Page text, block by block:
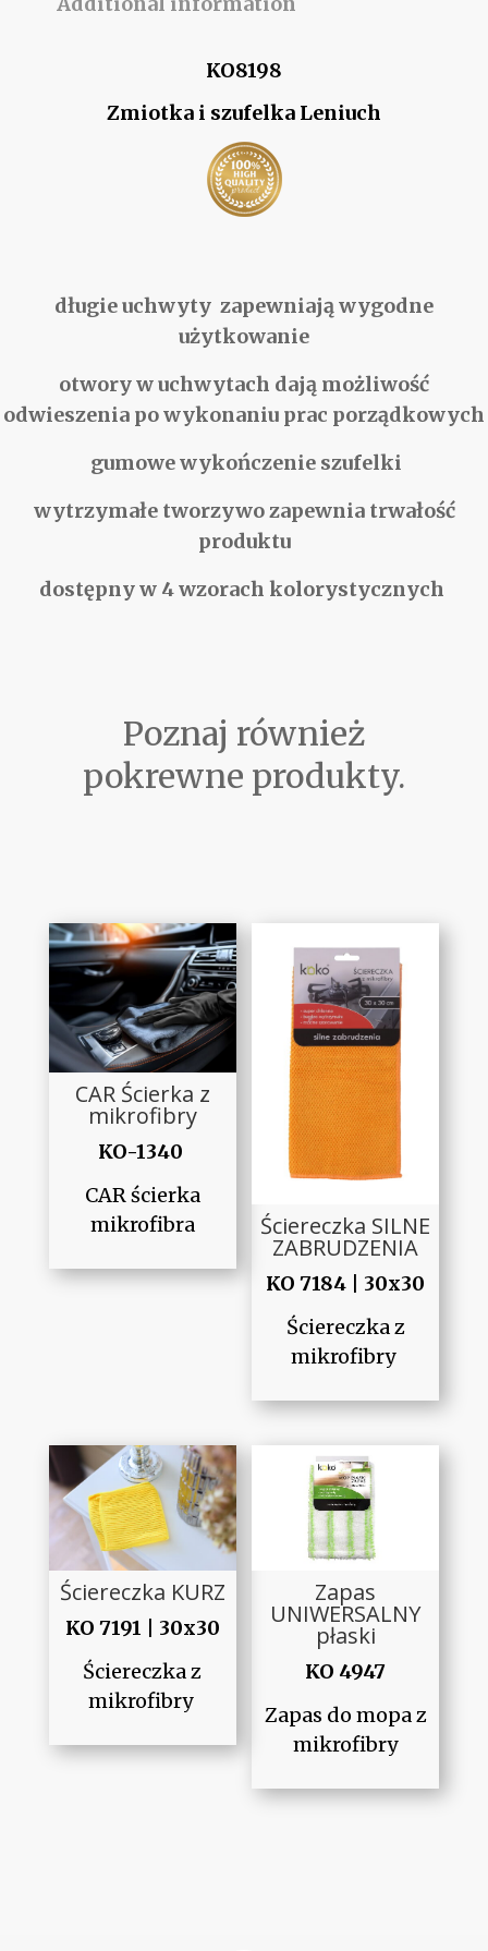
KO8198
Zmiotka i szufelka Leniuch
długie uchwyty zapewniają wygodne
użytkowanie
otwory w uchwytach dają możliwość
odwieszenia po wykonaniu prac porządkowych
gumowe wykończenie szufelki
wytrzymałe tworzywo zapewnia trwałość
produktu
dostępny w 4 wzorach kolorystycznych
Poznaj również
pokrewne produkty.
CAR Ścierka z
mikrofibry
KO-1340
CAR ścierka
mikrofibra
Ściereczka SILNE
ZABRUDZENIA
KO 7184 | 30x30
Ściereczka z
mikrofibry
Ściereczka KURZ
KO 7191 | 30x30
Ściereczka z
mikrofibry
Zapas
UNIWERSALNY
płaski
KO 4947
Zapas do mopa z
mikrofibry